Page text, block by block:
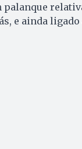
palanque
e ainda ligado